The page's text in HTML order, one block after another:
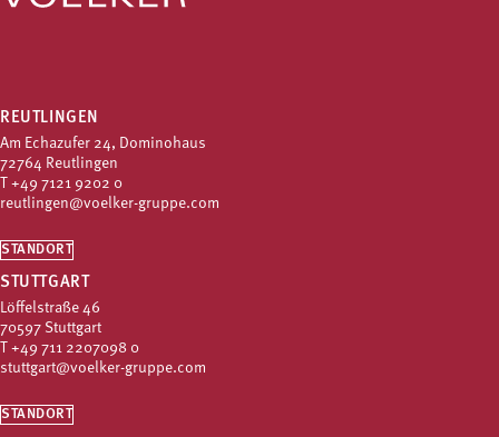
REUTLINGEN
Am Echazufer 24, Dominohaus
72764 Reutlingen
+49 7121 9202 0
reutlingen@voelker-gruppe.com
STANDORT
STUTTGART
Löffelstraße 46
70597 Stuttgart
+49 711 2207098 0
stuttgart@voelker-gruppe.com
STANDORT